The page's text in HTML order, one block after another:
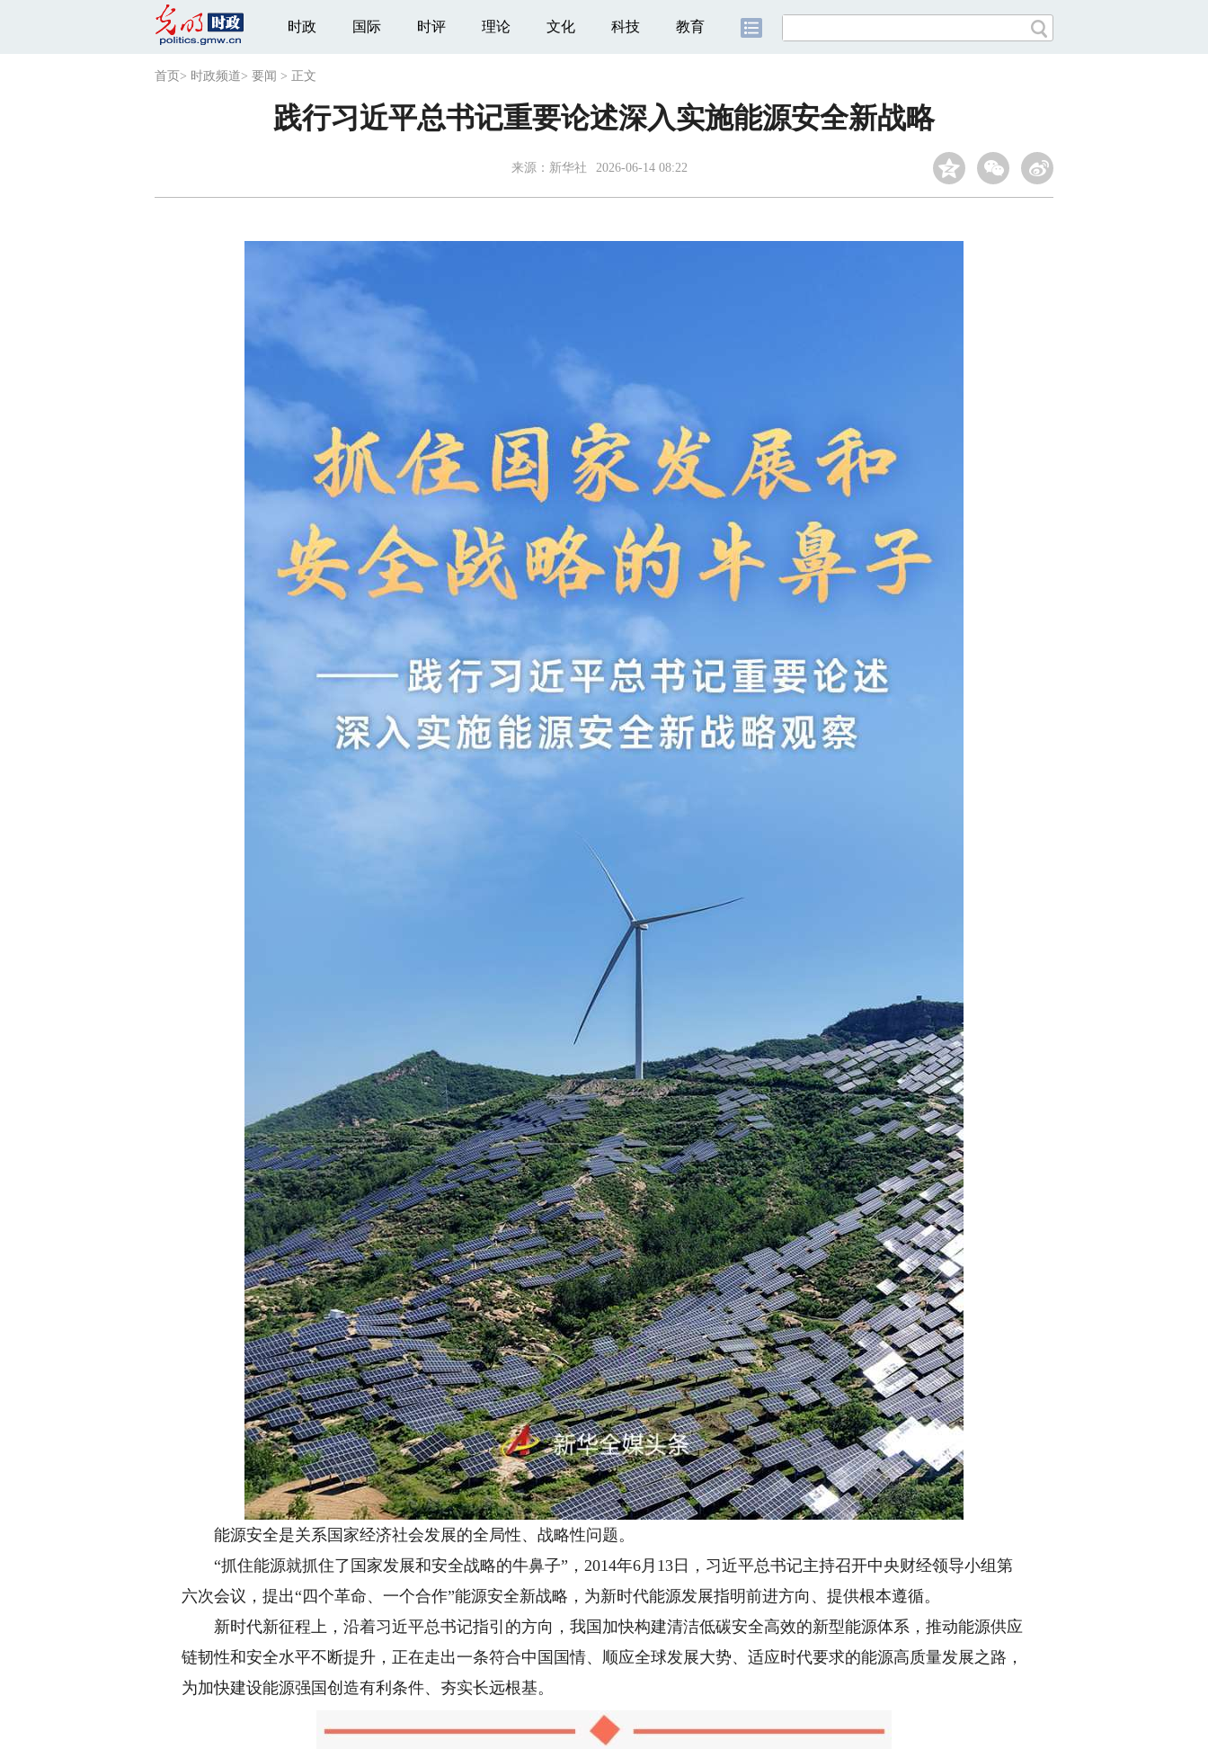
时政 国际 时评 理论 文化 科技 教育
首页 > 时政频道> 要闻 > 正文
践行习近平总书记重要论述深入实施能源安全新战略
来源： 新华社 2026-06-14 08:22
能源安全是关系国家经济社会发展的全局性、战略性问题。
“抓住能源就抓住了国家发展和安全战略的牛鼻子”，2014年6月13日，习近平总书记主持召开中央财经领导小组第
六次会议，提出“四个革命、一个合作”能源安全新战略，为新时代能源发展指明前进方向、提供根本遵循。
新时代新征程上，沿着习近平总书记指引的方向，我国加快构建清洁低碳安全高效的新型能源体系，推动能源供应
链韧性和安全水平不断提升，正在走出一条符合中国国情、顺应全球发展大势、适应时代要求的能源高质量发展之路，
为加快建设能源强国创造有利条件、夯实长远根基。